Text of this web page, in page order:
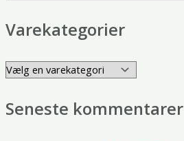
Varekategorier
Seneste kommentarer